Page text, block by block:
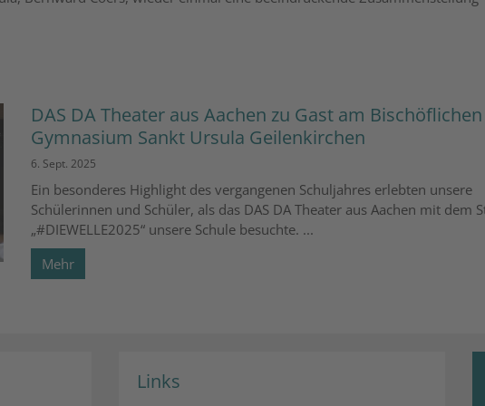
DAS DA Theater aus Aachen zu Gast am Bischöflichen
Gymnasium Sankt Ursula Geilenkirchen
6. Sept. 2025
Ein besonderes Highlight des vergangenen Schuljahres erlebten unsere
Schülerinnen und Schüler, als das DAS DA Theater aus Aachen mit dem
„#DIEWELLE2025“ unsere Schule besuchte. ...
Mehr
Links